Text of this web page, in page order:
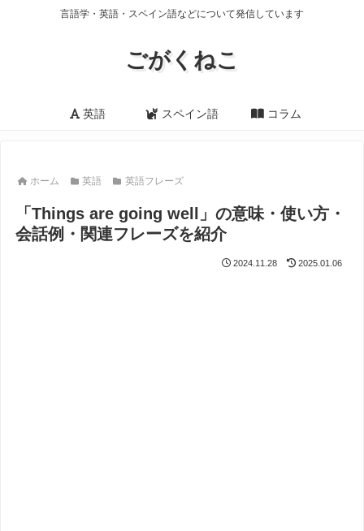
言語学・英語・スペイン語などについて発信しています
ごがくねこ
英語 スペイン語 コラム
ホーム 英語 英語フレーズ
「Things are going well」の意味・使い方・
会話例・関連フレーズを紹介
2024.11.28 2025.01.06